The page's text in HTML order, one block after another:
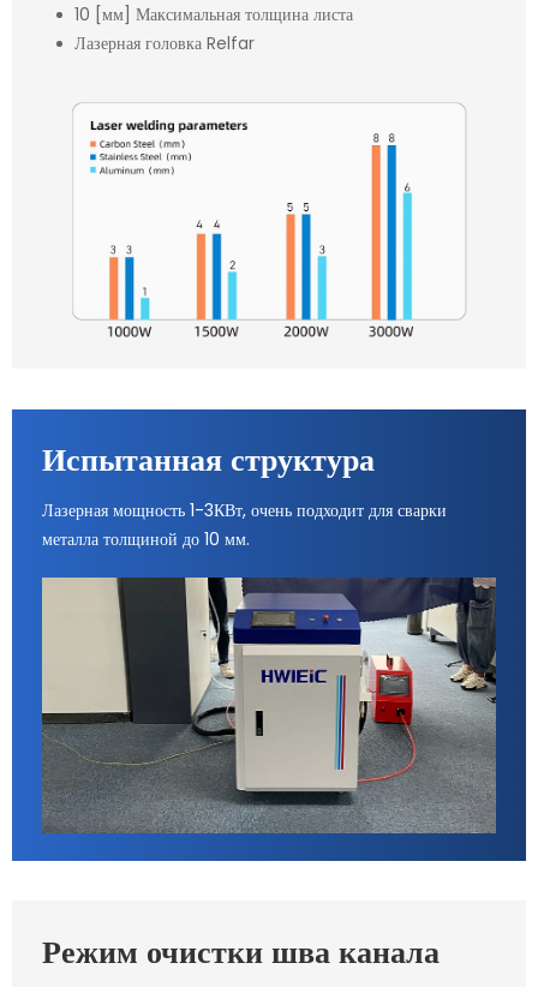
10 [мм] Максимальная толщина листа
Лазерная головка Relfar
Испытанная структура
Лазерная мощность 1-3КВт, очень подходит для сварки
металла толщиной до 10 мм.
Режим очистки шва канала